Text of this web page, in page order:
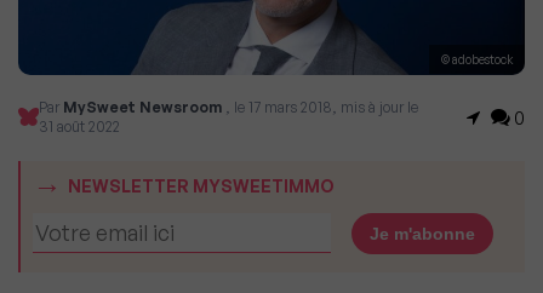
© adobestock
Par MySweet Newsroom , le 17 mars 2018, mis à jour le
31 août 2022
0
NEWSLETTER MYSWEETIMMO